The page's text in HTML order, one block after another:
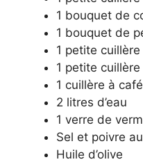
1 bouquet de
1 bouquet de
1 petite
1 petite
1 cuillère à
2 litres d’eau
1 verre de
Sel et poivre
Huile d’olive